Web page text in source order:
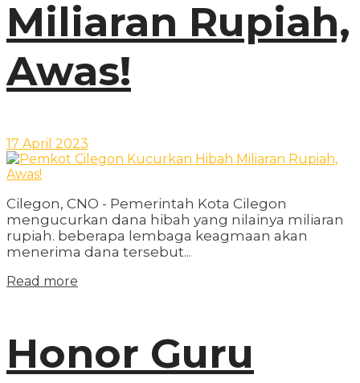
Miliaran Rupiah,
Awas!
17 April 2023
Cilegon, CNO - Pemerintah Kota Cilegon
mengucurkan dana hibah yang nilainya miliaran
rupiah. beberapa lembaga keagmaan akan
menerima dana tersebut...
Read more
Honor Guru